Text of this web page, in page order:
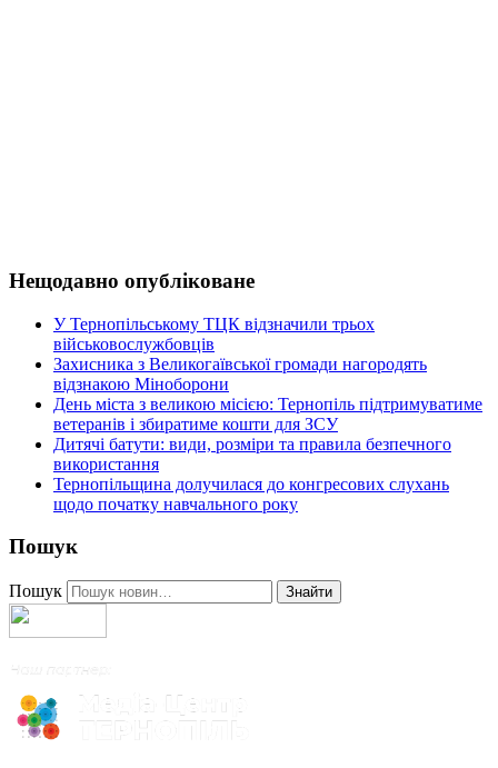
Нещодавно опубліковане
У Тернопільському ТЦК відзначили трьох
військовослужбовців
Захисника з Великогаївської громади нагородять
відзнакою Міноборони
День міста з великою місією: Тернопіль підтримуватиме
ветеранів і збиратиме кошти для ЗСУ
Дитячі батути: види, розміри та правила безпечного
використання
Тернопільщина долучилася до конгресових слухань
щодо початку навчального року
Пошук
Пошук Знайти